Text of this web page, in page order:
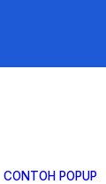
CONTOH POPUP